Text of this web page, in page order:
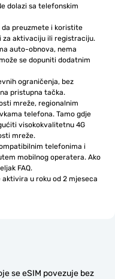
dolazi sa telefonskim
da preuzmete i koristite
za aktivaciju ili registraciju.
auto-obnova, nema
se dopuniti dodatnim
ograničenja, bez
pristupna tačka.
mreže, regionalnim
telefona. Tamo gdje
visokokvalitetnu 4G
mreže.
telefonima i
mobilnog operatera. Ako
FAQ.
u roku od 2 mjeseca
se eSIM povezuje bez